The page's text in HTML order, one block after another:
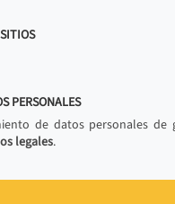
PERSONALES
de datos personales de
legales.